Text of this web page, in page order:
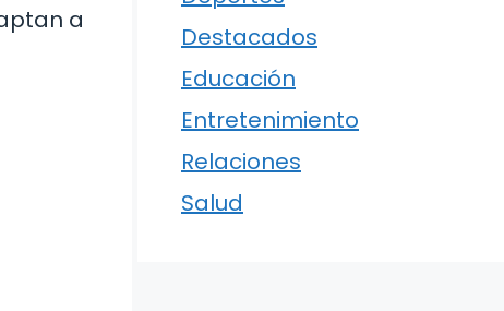
a
Destacados
Educación
Entretenimiento
Relaciones
Salud